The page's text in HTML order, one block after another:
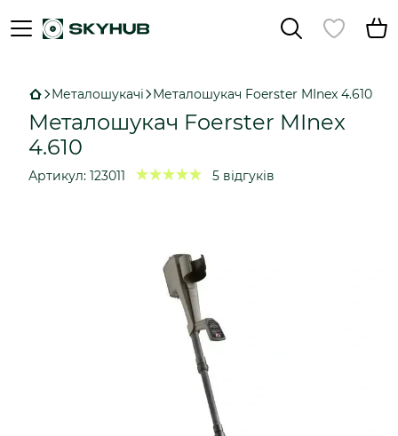
Металошукачі Металошукач Foerster MInex 4.610
Металошукач Foerster MInex
4.610
Артикул: 123011 5 відгуків